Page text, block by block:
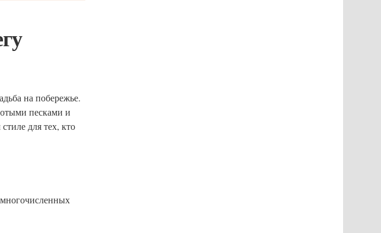
на побережье.
песками и
для тех, кто